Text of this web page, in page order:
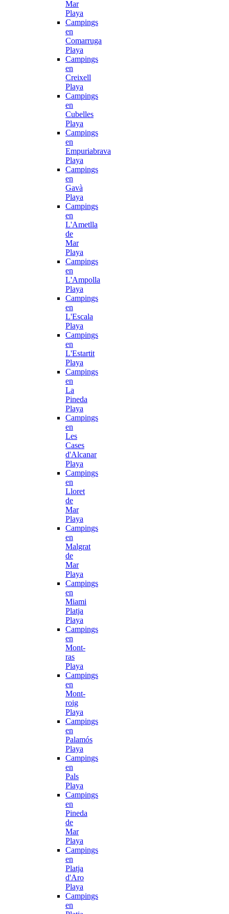
Mar
Playa
Campings
en
Comarruga
Playa
Campings
en
Creixell
Playa
Campings
en
Cubelles
Playa
Campings
en
Empuriabrava
Playa
Campings
en
Gavà
Playa
Campings
en
L'Ametlla
de
Mar
Playa
Campings
en
L'Ampolla
Playa
Campings
en
L'Escala
Playa
Campings
en
L'Estartit
Playa
Campings
en
La
Pineda
Playa
Campings
en
Les
Cases
d'Alcanar
Playa
Campings
en
Lloret
de
Mar
Playa
Campings
en
Malgrat
de
Mar
Playa
Campings
en
Miami
Platja
Playa
Campings
en
Mont-
ras
Playa
Campings
en
Mont-
roig
Playa
Campings
en
Palamós
Playa
Campings
en
Pals
Playa
Campings
en
Pineda
de
Mar
Playa
Campings
en
Platja
d'Aro
Playa
Campings
en